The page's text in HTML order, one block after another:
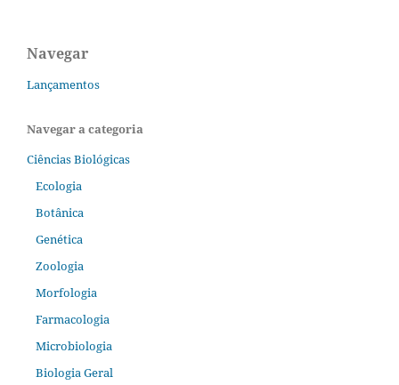
Navegar
Lançamentos
Navegar a categoria
Ciências Biológicas
Ecologia
Botânica
Genética
Zoologia
Morfologia
Farmacologia
Microbiologia
Biologia Geral